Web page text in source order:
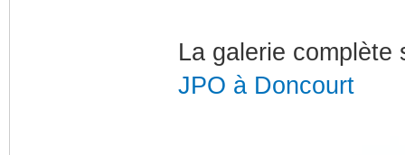
La galerie complète
JPO à Doncourt